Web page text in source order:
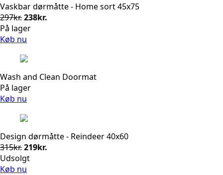
Vaskbar dørmåtte - Home sort 45x75
297kr.Den
oprindelige
pris
297kr..
238kr.
På lager
Køb nu
Wash and Clean Doormat
På lager
Køb nu
Design dørmåtte - Reindeer 40x60
315kr.Den
oprindelige
pris
219kr.
Udsolgt
Køb nu